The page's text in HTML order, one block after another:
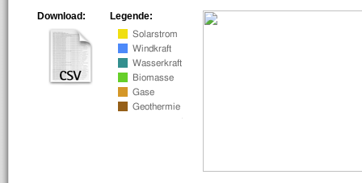
Legende:
Download: